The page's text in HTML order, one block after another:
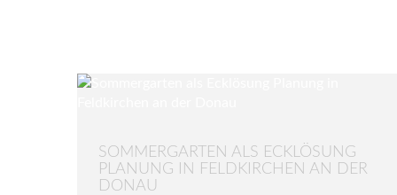
SOMMERGARTEN ALS ECKLÖSUNG
PLANUNG IN FELDKIRCHEN AN DER
DONAU